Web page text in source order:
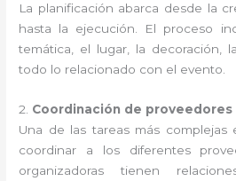
La planificación abarca desde la
hasta la ejecución. El proceso
temática, el lugar, la decoración,
todo lo relacionado con el evento.
2. Coordinación de proveedores
Una de las tareas más
coordinar a los diferentes
organizadoras tienen